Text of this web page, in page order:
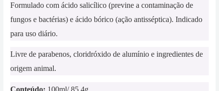
Formulado com ácido salicílico (previne a contaminação de
fungos e bactérias) e ácido bórico (ação antisséptica). Indicado
para uso diário.
Livre de parabenos, cloridróxido de alumínio e ingredientes de
origem animal.
Conteúdo: 100ml/ 85,4g.